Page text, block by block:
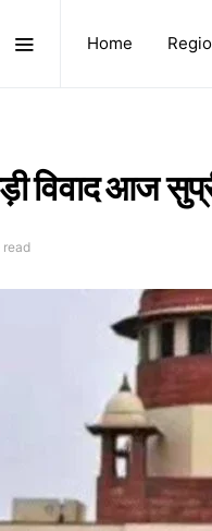
Home
विवाद आज
read